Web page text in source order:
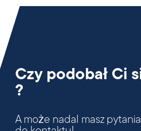
Czy podobał Ci
?
A może nadal masz